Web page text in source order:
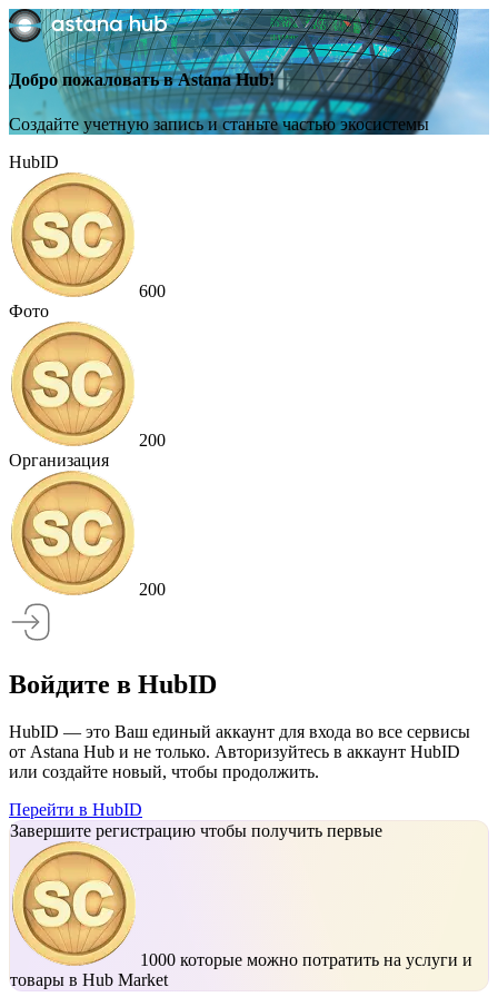
Добро пожаловать в Astana Hub!
Создайте учетную запись и станьте частью экосистемы
HubID
600
Фото
200
Организация
200
Войдите в HubID
HubID — это Ваш единый аккаунт для входа во все сервисы
от Astana Hub и не только. Авторизуйтесь в аккаунт HubID
или создайте новый, чтобы продолжить.
Перейти в HubID
Завершите регистрацию чтобы получить первые
1000 которые можно потратить на услуги и
товары в Hub Market